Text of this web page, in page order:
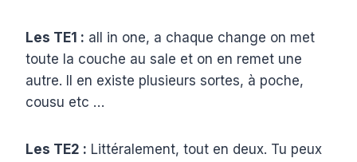
Les TE1 : all in one, a chaque change on met
toute la couche au sale et on en remet une
autre. Il en existe plusieurs sortes, à poche,
cousu etc …
Les TE2 : Littéralement, tout en deux. Tu peux